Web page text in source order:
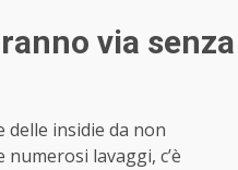
via senza
delle insidie da non
lavaggi, c’è